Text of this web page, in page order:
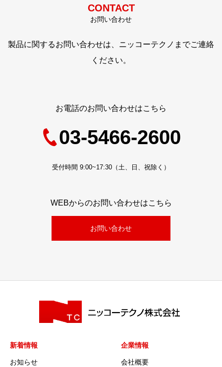
CONTACT
お問い合わせ
製品に関するお問い合わせは、ニッコーテクノまでご連絡
ください。
お電話のお問い合わせはこちら
03-5466-2600
受付時間 9:00~17:30（土、日、祝除く）
WEBからのお問い合わせはこちら
お問い合わせ
新着情報
お知らせ
企業情報
会社概要